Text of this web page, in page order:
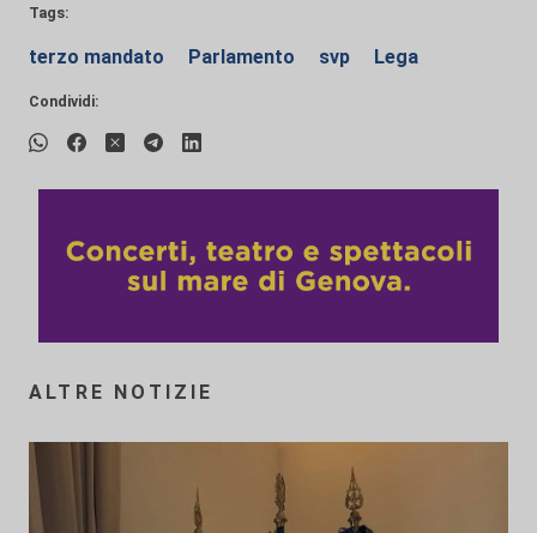
Tags:
terzo mandato Parlamento svp Lega
Condividi:
ALTRE NOTIZIE